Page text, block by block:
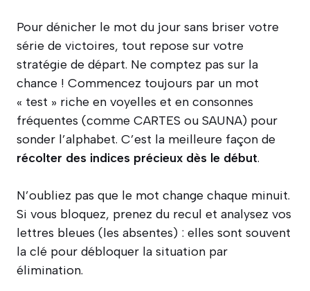
Pour dénicher le mot du jour sans briser votre
série de victoires, tout repose sur votre
stratégie de départ. Ne comptez pas sur la
chance ! Commencez toujours par un mot
« test » riche en voyelles et en consonnes
fréquentes (comme CARTES ou SAUNA) pour
sonder l’alphabet. C’est la meilleure façon de
récolter des indices précieux dès le début.
N’oubliez pas que le mot change chaque minuit.
Si vous bloquez, prenez du recul et analysez vos
lettres bleues (les absentes) : elles sont souvent
la clé pour débloquer la situation par
élimination.